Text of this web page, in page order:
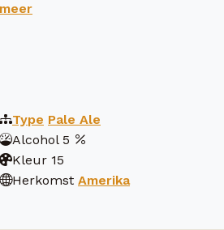
meer
Type Pale Ale
Alcohol 5
Kleur 15
Herkomst Amerika